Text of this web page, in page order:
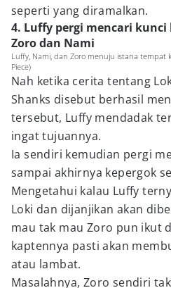
seperti yang diramalkan.
4. Luffy pergi mencari kunci
Zoro dan Nami
Luffy, Nami, dan Zoro menuju istana tempat
Piece)
Nah ketika cerita tentang
Shanks disebut berhasil
tersebut, Luffy mendadak
ingat tujuannya.
Ia sendiri kemudian pergi
sampai akhirnya kepergok
Mengetahui kalau Luffy
Loki dan dijanjikan akan
mau tak mau Zoro pun ikut
kaptennya pasti akan
atau lambat.
Masalahnya, Zoro sendiri